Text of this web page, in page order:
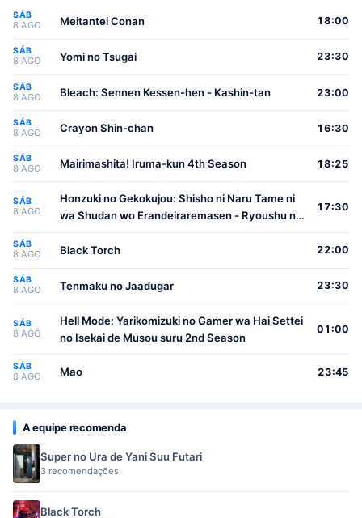
SÁB
8 AGO Meitantei Conan 18:00
SÁB
8 AGO Yomi no Tsugai 23:30
SÁB
8 AGO Bleach: Sennen Kessen-hen - Kashin-tan 23:00
SÁB
8 AGO Crayon Shin-chan 16:30
SÁB
8 AGO Mairimashita! Iruma-kun 4th Season 18:25
SÁB
8 AGO
Honzuki no Gekokujou: Shisho ni Naru Tame ni
wa Shudan wo Erandeiraremasen - Ryoushu no
17:30
SÁB
8 AGO Black Torch 22:00
SÁB
8 AGO Tenmaku no Jaadugar 23:30
SÁB
8 AGO
Hell Mode: Yarikomizuki no Gamer wa Hai Settei
no Isekai de Musou suru 2nd Season
01:00
SÁB
8 AGO Mao 23:45
A equipe recomenda
Super no Ura de Yani Suu Futari
3 recomendações
Black Torch